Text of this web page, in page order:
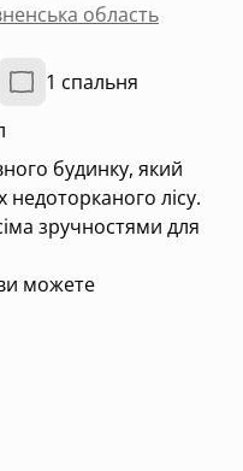
область
1 спальня
будинку, який
недоторканого лісу.
зручностями для
можете
для затишних обідів
кентукі для
для спокійного